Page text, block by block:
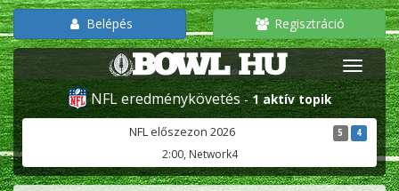
Belépés Regisztráció
NFL eredménykövetés -1 aktív topik
NFL előszezon 2026 5 4
2:00, Network4